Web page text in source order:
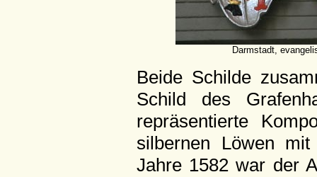
Darmstadt,
Beide Schilde
Schild des
repräsentierte
silbernen Löwen
Jahre 1582 war der